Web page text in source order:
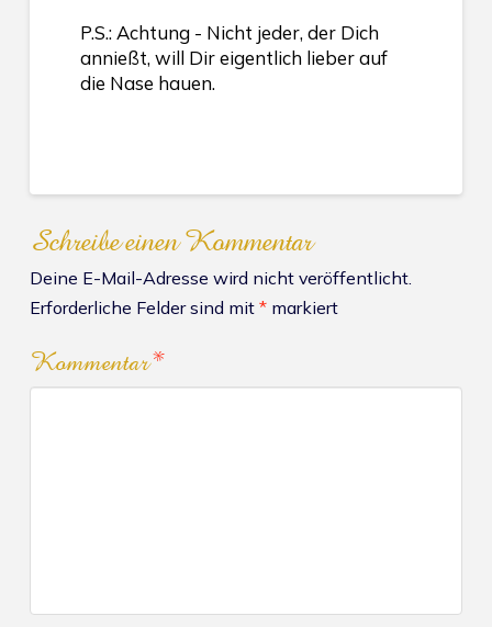
P.S.: Achtung - Nicht jeder, der Dich
annießt, will Dir eigentlich lieber auf
die Nase hauen.
Schreibe einen Kommentar
Deine E-Mail-Adresse wird nicht veröffentlicht.
Erforderliche Felder sind mit *markiert
Kommentar*